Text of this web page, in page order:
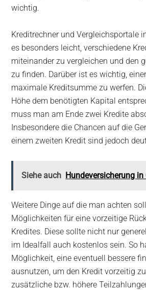
wichtig.
Kreditrechner und Vergleichsportale
es besonders leicht, verschiedene
miteinander zu vergleichen und den
zu finden. Darüber ist es wichtig,
maximale Kreditsumme zu werfen.
Höhe dem benötigten Kapital
muss man am Ende zwei Kredite
Insbesondere die Chancen auf die
einem zweiten Kredit sind jedoch
Siehe auch Hundeversicherung in
Weitere Dinge auf die man achten
Möglichkeiten für eine vorzeitige
Kredites. Diese sollte nicht nur
im Idealfall auch kostenlos sein. So
Möglichkeit, eine eventuell bessere
ausnutzen, um den Kredit vorzeitig
zusätzliche bzw. höhere